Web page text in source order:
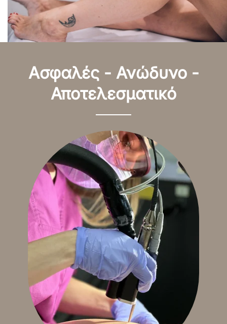
Ασφαλές - Ανώδυνο -
Αποτελεσματικό